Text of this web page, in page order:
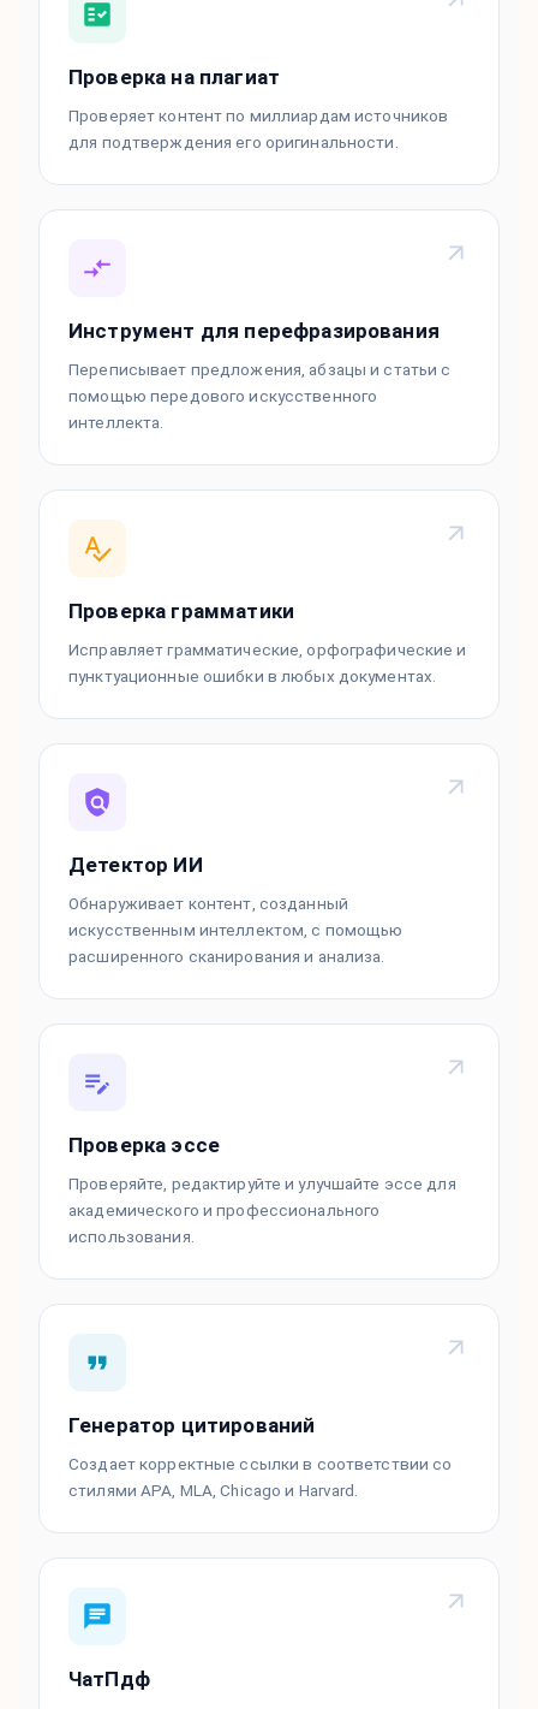
Проверка на плагиат
Проверяет контент по миллиардам источников
для подтверждения его оригинальности.
Инструмент для перефразирования
Переписывает предложения, абзацы и статьи с
помощью передового искусственного
интеллекта.
Проверка грамматики
Исправляет грамматические, орфографические и
пунктуационные ошибки в любых документах.
Детектор ИИ
Обнаруживает контент, созданный
искусственным интеллектом, с помощью
расширенного сканирования и анализа.
Проверка эссе
Проверяйте, редактируйте и улучшайте эссе для
академического и профессионального
использования.
Генератор цитирований
Создает корректные ссылки в соответствии со
стилями APA, MLA, Chicago и Harvard.
ЧатПдф